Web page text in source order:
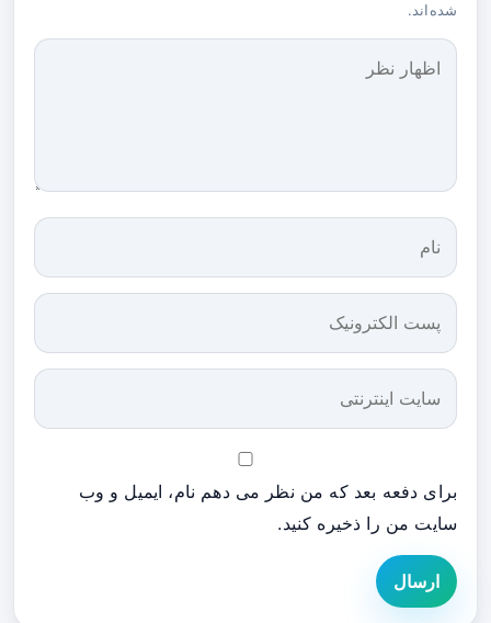
شده‌اند.
برای دفعه بعد که من نظر می دهم نام، ایمیل و وب
سایت من را ذخیره کنید.
ارسال